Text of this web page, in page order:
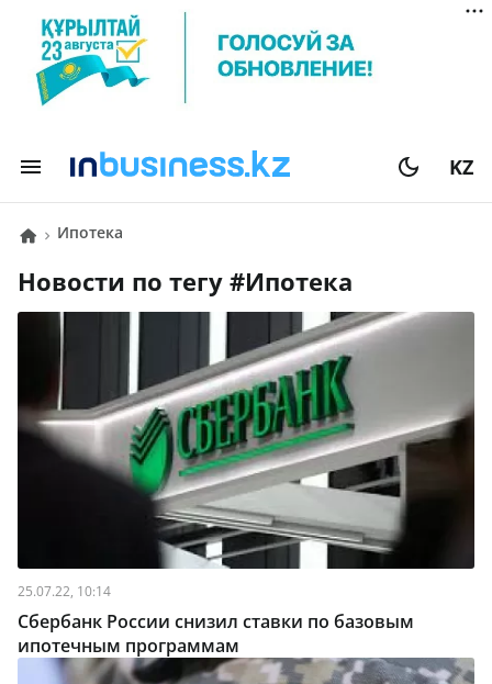
KZ
Ипотека
Новости по тегу # Ипотека
25.07.22, 10:14
Сбербанк России снизил ставки по базовым
ипотечным программам